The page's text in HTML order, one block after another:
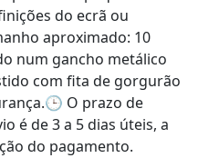
do ecrã ou
aproximado: 10
num gancho metálico
com fita de gorgurão
O prazo de
é de 3 a 5 dias úteis, a
do pagamento.